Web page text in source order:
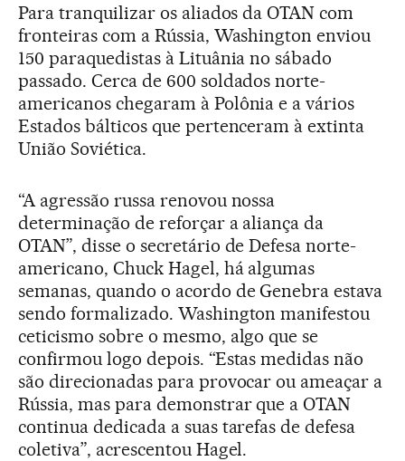
Para tranquilizar os aliados da OTAN com
fronteiras com a Rússia, Washington enviou
150 paraquedistas à Lituânia no sábado
passado. Cerca de 600 soldados norte-
americanos chegaram à Polônia e a vários
Estados bálticos que pertenceram à extinta
União Soviética.
“A agressão russa renovou nossa
determinação de reforçar a aliança da
OTAN”, disse o secretário de Defesa norte-
americano, Chuck Hagel, há algumas
semanas, quando o acordo de Genebra estava
sendo formalizado. Washington manifestou
ceticismo sobre o mesmo, algo que se
confirmou logo depois. “Estas medidas não
são direcionadas para provocar ou ameaçar a
Rússia, mas para demonstrar que a OTAN
continua dedicada a suas tarefas de defesa
coletiva”, acrescentou Hagel.